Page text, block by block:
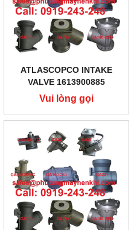
ATLASCOPCO INTAKE
VALVE 1613900885
Vui lòng gọi